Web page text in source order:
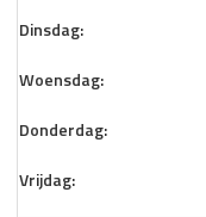
Dinsdag:
Woensdag:
Donderdag:
Vrijdag: